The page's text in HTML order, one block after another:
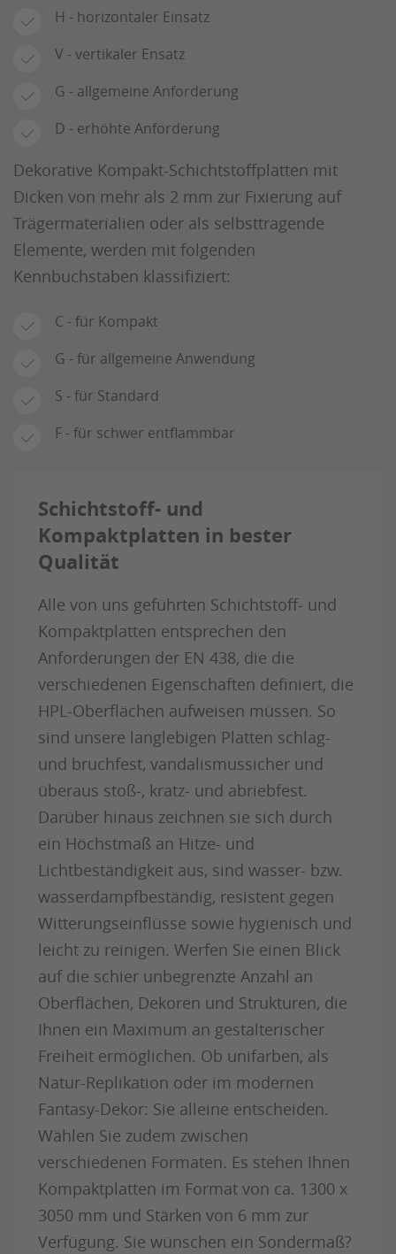
H - horizontaler Einsatz
V - vertikaler Ensatz
G - allgemeine Anforderung
D - erhöhte Anforderung
Dekorative Kompakt-Schichtstoffplatten mit
Dicken von mehr als 2 mm zur Fixierung auf
Trägermaterialien oder als selbsttragende
Elemente, werden mit folgenden
Kennbuchstaben klassifiziert:
C - für Kompakt
G - für allgemeine Anwendung
S - für Standard
F - für schwer entflammbar
Schichtstoff- und
Kompaktplatten in bester
Qualität
Alle von uns geführten Schichtstoff- und
Kompaktplatten entsprechen den
Anforderungen der EN 438, die die
verschiedenen Eigenschaften definiert, die
HPL-Oberflächen aufweisen müssen. So
sind unsere langlebigen Platten schlag-
und bruchfest, vandalismussicher und
überaus stoß-, kratz- und abriebfest.
Darüber hinaus zeichnen sie sich durch
ein Höchstmaß an Hitze- und
Lichtbeständigkeit aus, sind wasser- bzw.
wasserdampfbeständig, resistent gegen
Witterungseinflüsse sowie hygienisch und
leicht zu reinigen. Werfen Sie einen Blick
auf die schier unbegrenzte Anzahl an
Oberflächen, Dekoren und Strukturen, die
Ihnen ein Maximum an gestalterischer
Freiheit ermöglichen. Ob unifarben, als
Natur-Replikation oder im modernen
Fantasy-Dekor: Sie alleine entscheiden.
Wählen Sie zudem zwischen
verschiedenen Formaten. Es stehen Ihnen
Kompaktplatten im Format von ca. 1300 x
3050 mm und Stärken von 6 mm zur
Verfügung. Sie wünschen ein Sondermaß?